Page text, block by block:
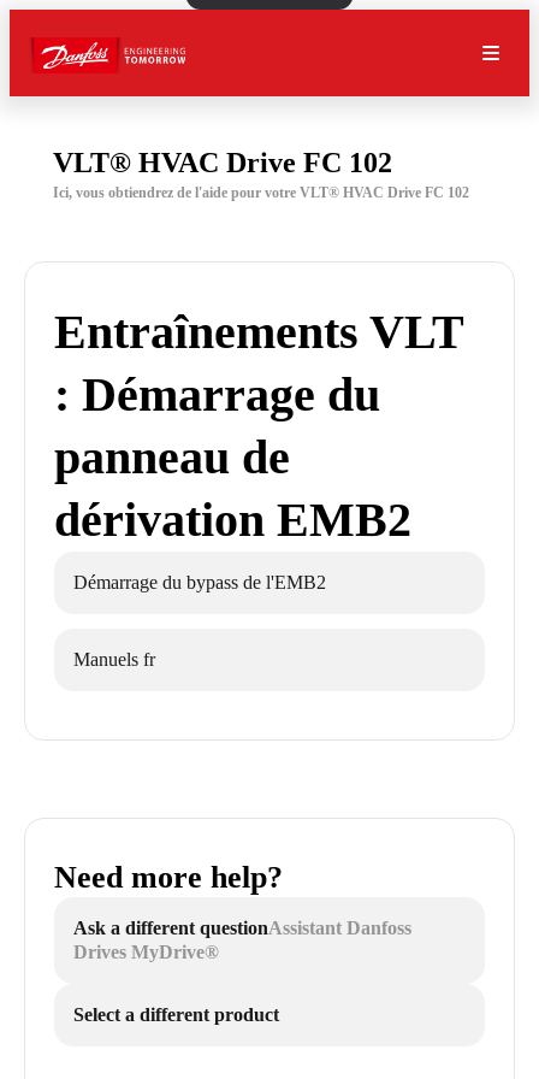
VLT® HVAC Drive FC 102
Ici, vous obtiendrez de l'aide pour votre VLT® HVAC Drive FC 102
Entraînements VLT
: Démarrage du
panneau de
dérivation EMB2
Démarrage du bypass de l'EMB2
Manuels fr
Need more help?
Ask a different questionAssistant Danfoss
Drives MyDrive®
Select a different product